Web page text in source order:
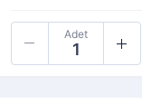
Adet